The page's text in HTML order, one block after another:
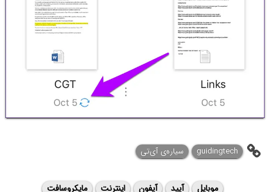
guidingtech سیاره‌ی ‌آی‌تی
موبایل آیپد آیفون اینترنت مایکروسافت